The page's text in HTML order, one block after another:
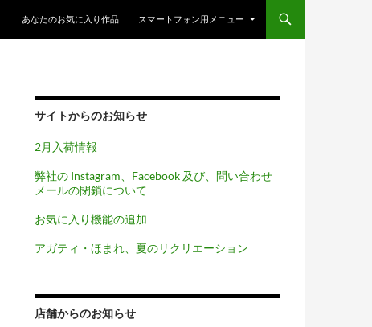
あなたのお気に入り作品
スマートフォン用メニュー
サイトからのお知らせ
2月入荷情報
弊社の Instagram、Facebook 及び、問い合わせ
メールの閉鎖について
お気に入り機能の追加
アガティ・ほまれ、夏のリクリエーション
店舗からのお知らせ